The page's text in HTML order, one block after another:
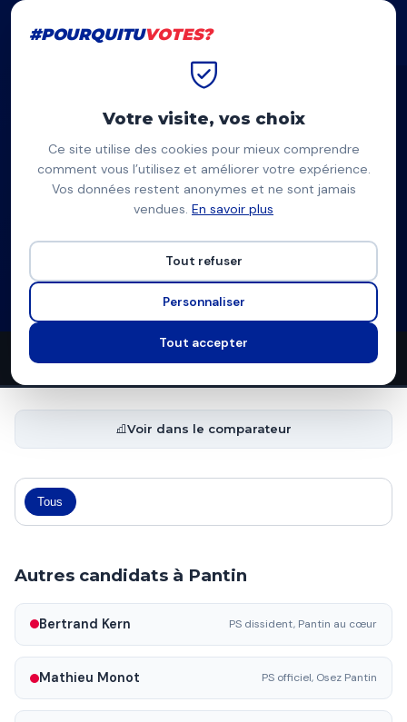
#POURQUITUVOTES?
TB
Thomas Bardoux
Liste de La France insoumise
0propositions0thèmes couverts5candidats en lice
Voir dans le comparateur
Tous
Autres candidats à Pantin
Bertrand Kern PS dissident, Pantin au cœur
Mathieu Monot PS officiel, Osez Pantin
#POURQUITUVOTES?
Votre visite, vos choix
Ce site utilise des cookies pour mieux comprendre
comment vous l’utilisez et améliorer votre expérience.
Vos données restent anonymes et ne sont jamais
vendues. En savoir plus
Tout refuser
Personnaliser
Tout accepter